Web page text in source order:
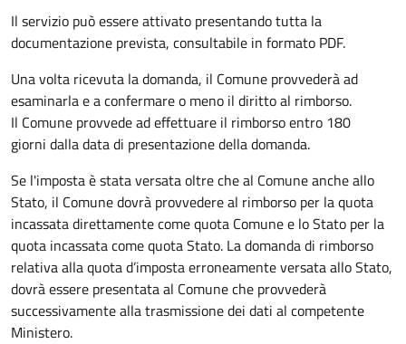
Il servizio può essere attivato presentando tutta la
documentazione prevista, consultabile in formato PDF.
Una volta ricevuta la domanda, il Comune provvederà ad
esaminarla e a confermare o meno il diritto al rimborso.
Il Comune provvede ad effettuare il rimborso entro 180
giorni dalla data di presentazione della domanda.
Se l'imposta è stata versata oltre che al Comune anche allo
Stato, il Comune dovrà provvedere al rimborso per la quota
incassata direttamente come quota Comune e lo Stato per la
quota incassata come quota Stato. La domanda di rimborso
relativa alla quota d’imposta erroneamente versata allo Stato,
dovrà essere presentata al Comune che provvederà
successivamente alla trasmissione dei dati al competente
Ministero.